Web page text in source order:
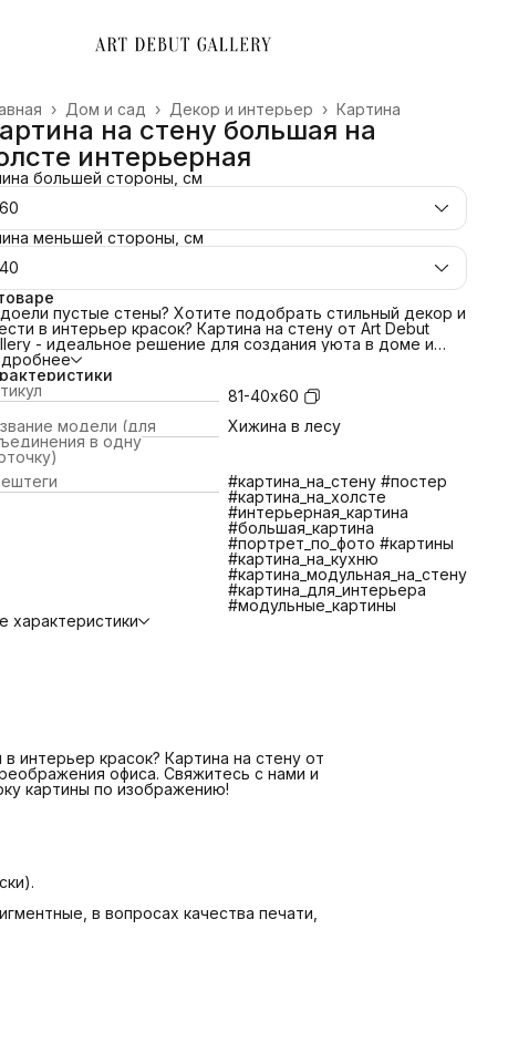
Картина
Декор и интерьер ›
Дом и сад ›
›
на стену большая на
интерьерная
большей стороны, см
60
меньшей стороны, см
40
пустые стены? Хотите подобрать стильный декор и
в интерьер красок? Картина на стену от Art Debut
- идеальное решение для создания уюта в доме и
офиса. Свяжитесь с нами и мы поможем
картину под ваш интерьер! Сделаем примерку
по изображению!
ВЫБРАТЬ НАС?
благородной фактуры 380 гр/м2;
стандарт латексной печати (экологичные и
краски).
чернила превосходят сольвентные,
пигментные, в вопросах качества печати,
царапинам, экологичности и долговечности;
Изготовление и отправка 1-2 дняЧТО ВХОДИТ В
Печать на плотном качественном холсте
Галерейная натяжка холста на сосновый подрамник
Крепление. Вам останется только повесить картину.
Надежная транспортная упаковка
КАРТИН В КАТАЛОГЕ! ЕСЛИ НЕ НАШЛИ
ВАС КАРТИНУ СВЯЖИТЕСЬ С НАМИ МЫ
81-40х60
модели (для
в одну
Хижина в лесу
#картина_на_стену #постер
#картина_на_холсте
#интерьерная_картина
#большая_картина
#портрет_по_фото #картины
#картина_на_кухню
#картина_модульная_на_стену
#картина_для_интерьера
#модульные_картины
характеристики
интерьер красок? Картина на стену от
офиса. Свяжитесь с нами и
картины по изображению!
в вопросах качества печати,